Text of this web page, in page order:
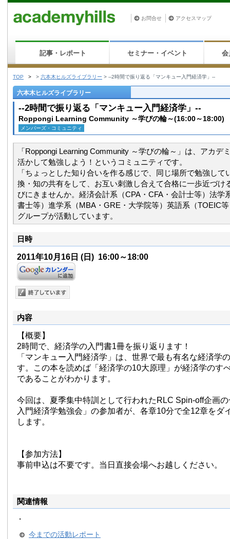
お問合せ アクセスマップ
記事・レポート セミナー・イベント 会
TOP > > 六本木ヒルズライブラリー > --2時間で振り返る「マンキュー入門経済学」--
六本木ヒルズライブラリー
--2時間で振り返る「マンキュー入門経済学」--
Roppongi Learning Community ～学びの輪～(16:00～18:00)
メンバーズ・コミュニティ
「Roppongi Learning Community ～学びの輪～」は、アカデ
活かして勉強しよう！というコミュニティです。
「ちょっとした知り合いを作る感じで、同じ場所で勉強して
換・知の共有をして、お互い刺激し合えて合格に一歩近づけ
びにきませんか。経済会計系（CPA・CFA・会計士等）法学
書士等）進学系（MBA・GRE・大学院等）英語系（TOEIC
グループが活動しています。
日時
2011年10月16日 (日) 16:00～18:00
内容
【概要】
2時間で、経済学の入門書1冊を振り返ります！
「マンキュー入門経済学」は、世界で最も有名な経済学
す。この本を読めば「経済学の10大原理」が経済学のす
であることがわかります。
今回は、夏季集中特訓として行われたRLC Spin-off企画
入門経済学勉強会」の参加者が、各章10分で全12章をダ
します。
【参加方法】
事前申込は不要です。当日直接会場へお越しください。
関連情報
・
今までの活動レポート